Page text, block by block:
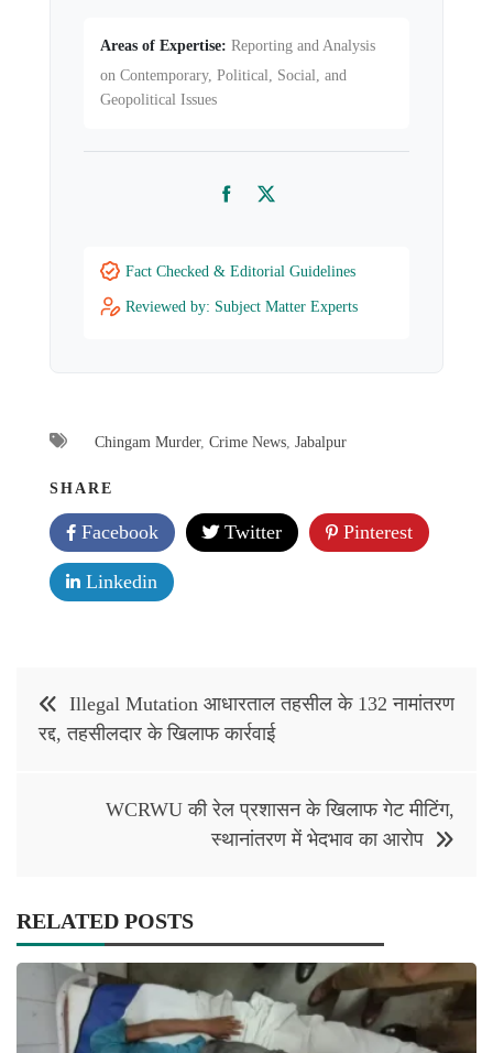
Areas of Expertise: Reporting and Analysis
on Contemporary, Political, Social, and
Geopolitical Issues
FacebookTwitter
Fact Checked & Editorial Guidelines
Reviewed by: Subject Matter Experts
Chingam Murder, Crime News, Jabalpur
SHARE
Facebook Twitter Pinterest
Linkedin
Post
navigation
Illegal Mutation आधारताल तहसील के 132 नामांतरण
रद्द, तहसीलदार के खिलाफ कार्रवाई
WCRWU की रेल प्रशासन के खिलाफ गेट मीटिंग,
स्थानांतरण में भेदभाव का आरोप
RELATED POSTS